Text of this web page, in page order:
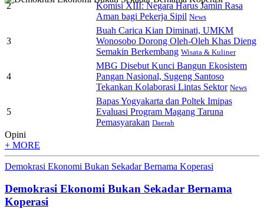
2
Komisi XIII: Negara Harus Jamin Rasa
Aman bagi Pekerja Sipil News
3
Buah Carica Kian Diminati, UMKM
Wonosobo Dorong Oleh-Oleh Khas Dieng
Semakin Berkembang Wisata & Kuliner
4
MBG Disebut Kunci Bangun Ekosistem
Pangan Nasional, Sugeng Santoso
Tekankan Kolaborasi Lintas Sektor News
5
Bapas Yogyakarta dan Poltek Imipas
Evaluasi Program Magang Taruna
Pemasyarakan Daerah
Opini
+ MORE
Demokrasi Ekonomi Bukan Sekadar Bernama Koperasi
Demokrasi Ekonomi Bukan Sekadar Bernama
Koperasi